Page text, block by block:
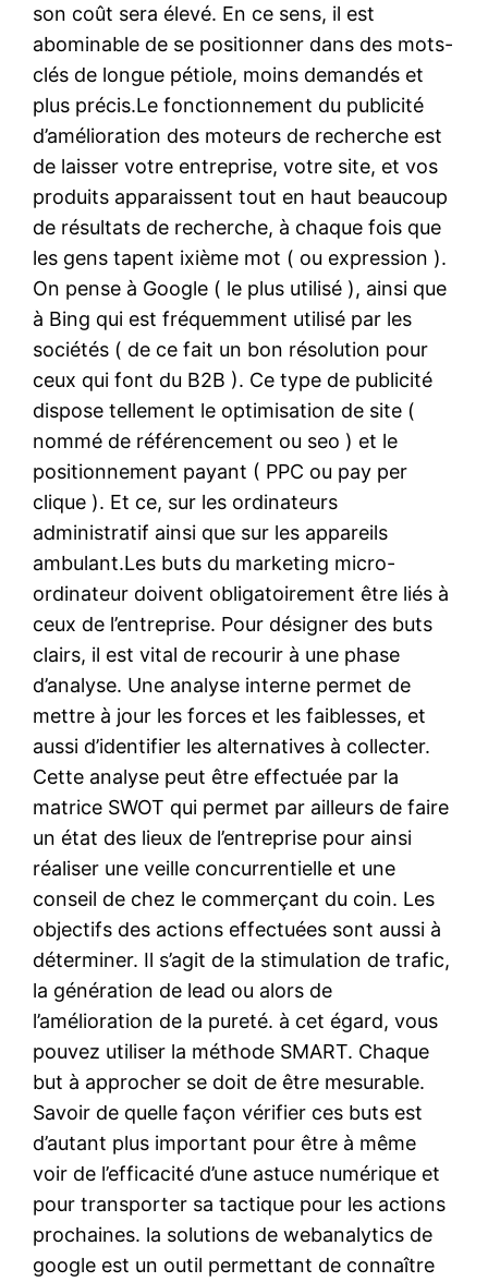
son coût sera élevé. En ce sens, il est
abominable de se positionner dans des mots-
clés de longue pétiole, moins demandés et
plus précis.Le fonctionnement du publicité
d’amélioration des moteurs de recherche est
de laisser votre entreprise, votre site, et vos
produits apparaissent tout en haut beaucoup
de résultats de recherche, à chaque fois que
les gens tapent ixième mot ( ou expression ).
On pense à Google ( le plus utilisé ), ainsi que
à Bing qui est fréquemment utilisé par les
sociétés ( de ce fait un bon résolution pour
ceux qui font du B2B ). Ce type de publicité
dispose tellement le optimisation de site (
nommé de référencement ou seo ) et le
positionnement payant ( PPC ou pay per
clique ). Et ce, sur les ordinateurs
administratif ainsi que sur les appareils
ambulant.Les buts du marketing micro-
ordinateur doivent obligatoirement être liés à
ceux de l’entreprise. Pour désigner des buts
clairs, il est vital de recourir à une phase
d’analyse. Une analyse interne permet de
mettre à jour les forces et les faiblesses, et
aussi d’identifier les alternatives à collecter.
Cette analyse peut être effectuée par la
matrice SWOT qui permet par ailleurs de faire
un état des lieux de l’entreprise pour ainsi
réaliser une veille concurrentielle et une
conseil de chez le commerçant du coin. Les
objectifs des actions effectuées sont aussi à
déterminer. Il s’agit de la stimulation de trafic,
la génération de lead ou alors de
l’amélioration de la pureté. à cet égard, vous
pouvez utiliser la méthode SMART. Chaque
but à approcher se doit de être mesurable.
Savoir de quelle façon vérifier ces buts est
d’autant plus important pour être à même
voir de l’efficacité d’une astuce numérique et
pour transporter sa tactique pour les actions
prochaines. la solutions de webanalytics de
google est un outil permettant de connaître